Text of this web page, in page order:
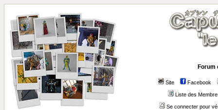
Forum
Site Facebook
Liste des
Se connecter pour